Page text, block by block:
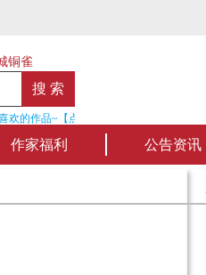
铜雀
的作品~【点我收听】
作家福利 公告资讯